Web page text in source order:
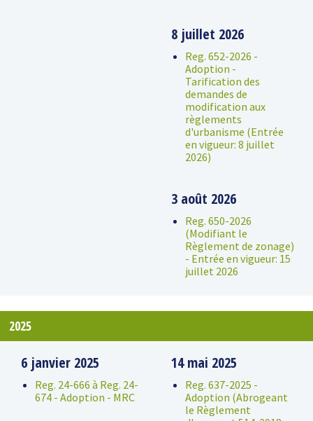
8 juillet 2026
Reg. 652-2026 -
Adoption -
Tarification des
demandes de
modification aux
règlements
d'urbanisme (Entrée
en vigueur: 8 juillet
2026)
3 août 2026
Reg. 650-2026
(Modifiant le
Règlement de zonage)
- Entrée en vigueur: 15
juillet 2026
2025
6 janvier 2025
Reg. 24-666 à Reg. 24-
674 - Adoption - MRC
14 mai 2025
Reg. 637-2025 -
Adoption (Abrogeant
le Règlement